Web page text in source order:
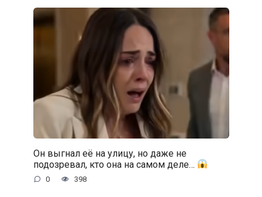
Он выгнал её на улицу, но даже не
подозревал, кто она на самом деле…
0 398